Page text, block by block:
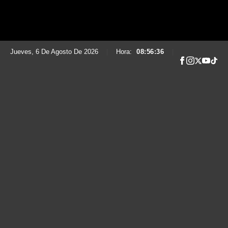
Jueves, 6 De Agosto De 2026 Hora: 08:56:37